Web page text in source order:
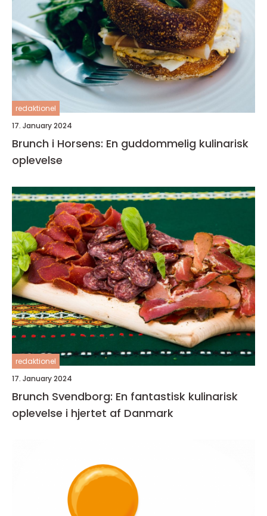
redaktionel
17. January 2024
Brunch i Horsens: En guddommelig kulinarisk
oplevelse
redaktionel
17. January 2024
Brunch Svendborg: En fantastisk kulinarisk
oplevelse i hjertet af Danmark